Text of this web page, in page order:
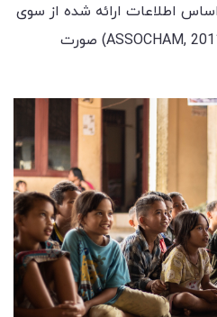
اطلاعات ارائه شده از سوی
اتاق بازرگانی و تجارت هند (ASSOCHAM, 2011) صورت